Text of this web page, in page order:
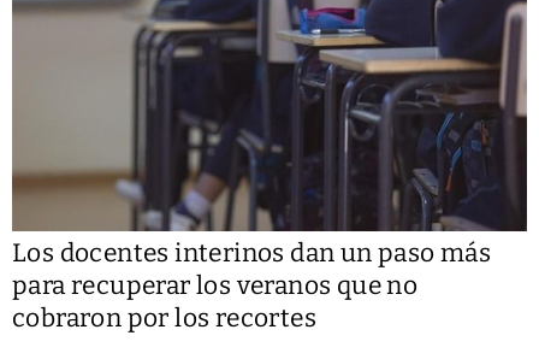
Los docentes interinos dan un paso más
para recuperar los veranos que no
cobraron por los recortes